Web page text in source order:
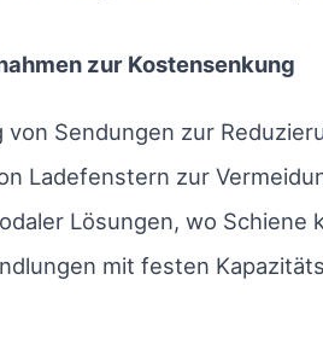
zur Kostensenkung
von Sendungen zur
Ladefenstern zur
Lösungen, wo
mit festen